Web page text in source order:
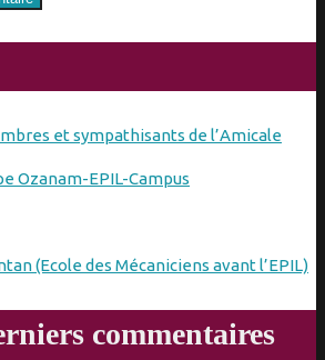
et sympathisants de l’Amicale
Ozanam-EPIL-Campus
(Ecole des Mécaniciens avant l’EPIL)
commentaires